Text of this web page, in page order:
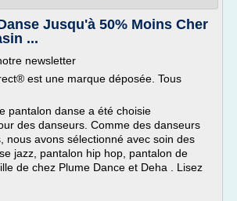
Jusqu'à 50% Moins Cher
...
newsletter
est une marque déposée. Tous
pantalon danse a été choisie
des danseurs. Comme des danseurs
nous avons sélectionné avec soin des
jazz, pantalon hip hop, pantalon de
de chez Plume Dance et Deha . Lisez